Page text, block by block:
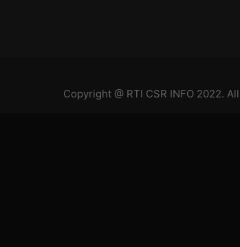
Copyright @ RTI CSR INFO 2022.